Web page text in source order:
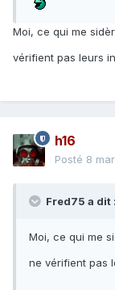
Moi, ce qui me
vérifient pas leurs
h16
Posté 8
Fred75 a dit :
Moi, ce qui me
ne vérifient pas